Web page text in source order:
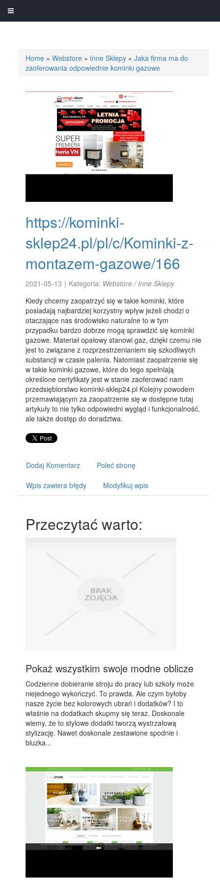
Home »Webstore » Inne Sklepy »Jaka firma ma do
zaoferowania odpowiednie kominki gazowe
https://kominki-
sklep24.pl/pl/c/Kominki-z-
montazem-gazowe/166
2021-05-13 | Kategoria: Webstore / Inne Sklepy
Kiedy chcemy zaopatrzyć się w takie kominki, które
posiadają najbardziej korzystny wpływ jeżeli chodzi o
otaczające nas środowisko naturalne to w tym
przypadku bardzo dobrze mogą sprawdzić się kominki
gazowe. Materiał opałowy stanowi gaz, dzięki czemu nie
jest to związane z rozprzestrzenianiem się szkodliwych
substancji w czasie palenia. Natomiast zaopatrzenie się
w takie kominki gazowe, które do tego spełniają
określone certyfikaty jest w stanie zaoferować nam
przedsiębiorstwo kominki-sklep24.pl Kolejny powodem
przemawiającym za zaopatrzenie się w dostępne tutaj
artykuły to nie tylko odpowiedni wygląd i funkcjonalność,
ale także dostęp do doradztwa.
Dodaj Komentarz Poleć stronę
Wpis zawiera błędy Modyfikuj wpis
Przeczytać warto:
Pokaż wszystkim swoje modne oblicze
Codzienne dobieranie stroju do pracy lub szkoły może
niejednego wykończyć. To prawda. Ale czym byłoby
nasze życie bez kolorowych ubrań i dodatków? I to
właśnie na dodatkach skupmy się teraz. Doskonale
wiemy, że to stylowe dodatki tworzą wystrzałową
stylizację. Nawet doskonale zestawione spodnie i
bluzka...